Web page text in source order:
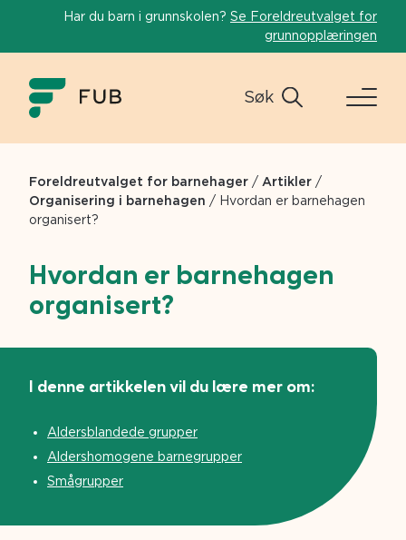
Har du barn i grunnskolen? Se Foreldreutvalget for
grunnopplæringen
Søk
Foreldreutvalget for barnehager / Artikler /
Organisering i barnehagen / Hvordan er barnehagen
organisert?
Hvordan er barnehagen
organisert?
I denne artikkelen vil du lære mer om:
Aldersblandede grupper
Aldershomogene barnegrupper
Smågrupper